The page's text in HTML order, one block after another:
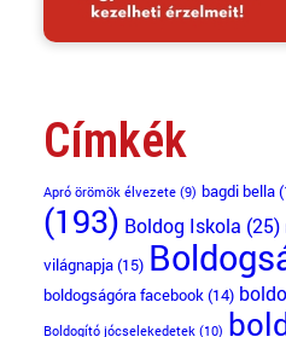
Címkék
Apró örömök élvezete(9) bagdi bella
(193) Boldog Iskola (25)
világnapja(15)
boldogságóra facebook(14)
Boldogító jócselekedetek (10)